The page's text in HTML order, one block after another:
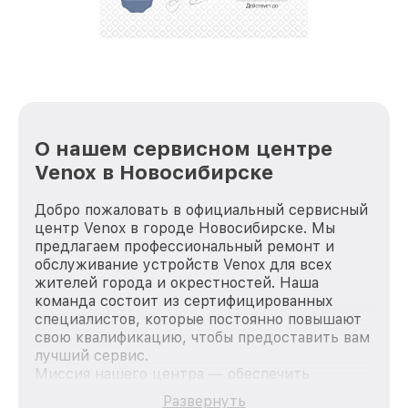
О нашем сервисном центре
Venox в Новосибирске
Добро пожаловать в официальный сервисный
центр Venox в городе Новосибирске. Мы
предлагаем профессиональный ремонт и
обслуживание устройств Venox для всех
жителей города и окрестностей. Наша
команда состоит из сертифицированных
специалистов, которые постоянно повышают
свою квалификацию, чтобы предоставить вам
лучший сервис.
Миссия нашего центра — обеспечить
качественный и доступный ремонт для
Развернуть